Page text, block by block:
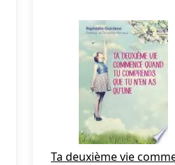
Ta deuxième vie